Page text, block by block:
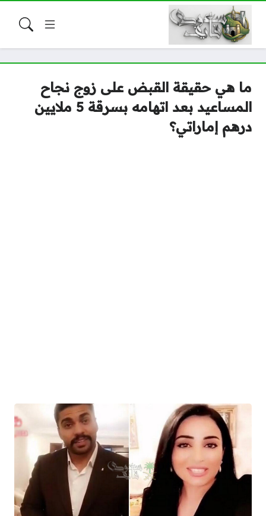
ما هي حقيقة القبض على زوج نجاح
المساعيد بعد اتهامه بسرقة 5 ملايين
درهم إماراتي؟